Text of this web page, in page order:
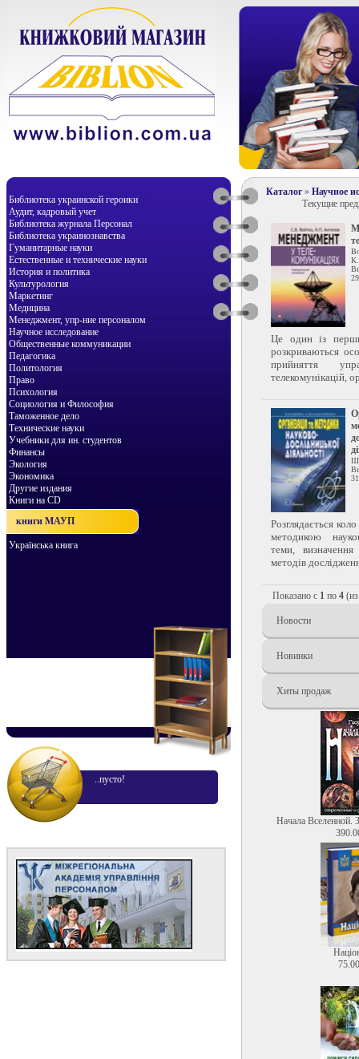
Библиотека украинской героики
Аудит, кадровый учет
Библиотека журнала Персонал
Библиотека украинознавства
Гуманитарные науки
Естественные и технические науки
История и политика
Культурология
Маркетинг
Медицина
Менеджмент, упр-ние персоналом
Научное исследование
Общественные коммуникации
Педагогика
Политология
Право
Психология
Социология и Философия
Таможенное дело
Технические науки
Учебники для ин. студентов
Финансы
Экология
Экономика
Другие издания
Книги на CD
книги МАУП
Українська книга
..пусто!
Каталог» Научное
Текущие
Це один із
розкриваються
прийняття
телекомунікацій,
Розглядається
методикою
теми,
методів
Показано с 1 по 4
Новости
Новинки
Хиты продаж
Начала Вселенной.